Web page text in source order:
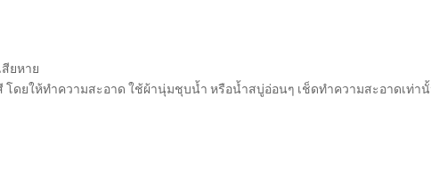
ยหาย
โดยให้ทำความสะอาด ใช้ผ้านุ่มชุบน้ำ หรือน้ำสบู่อ่อนๆ เช็ดทำความสะอาดเท่า